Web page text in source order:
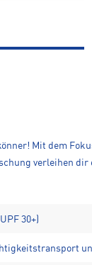
Mit dem
verleihen dir
30+)